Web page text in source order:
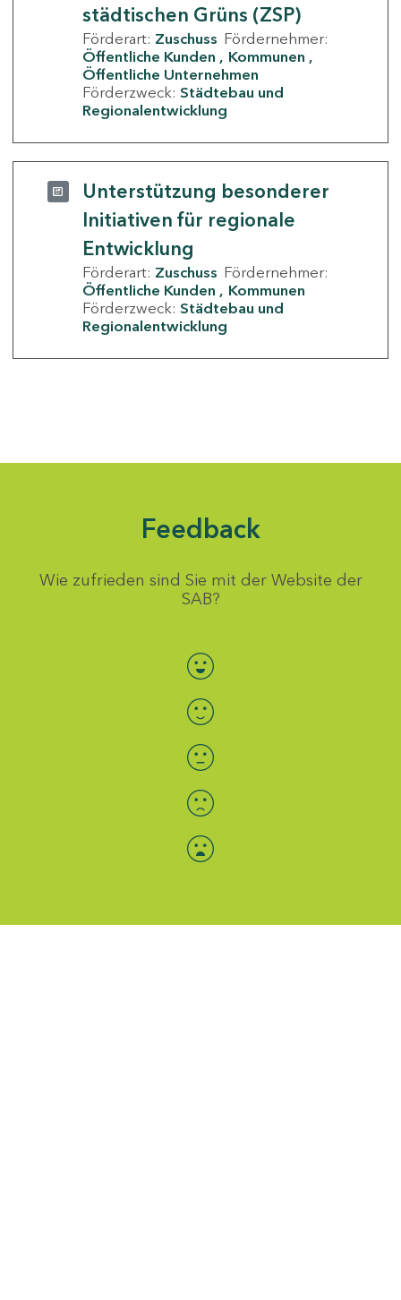
städtischen Grüns (ZSP)
Förderart: Zuschuss Fördernehmer:
Öffentliche Kunden
Kommunen
Öffentliche Unternehmen
Förderzweck: Städtebau und
Regionalentwicklung
Unterstützung besonderer
Initiativen für regionale
Entwicklung
Förderart: Zuschuss Fördernehmer:
Öffentliche Kunden
Kommunen
Förderzweck: Städtebau und
Regionalentwicklung
Feedback
Wie zufrieden sind Sie mit der Website der
SAB?
Bewertung auswählen